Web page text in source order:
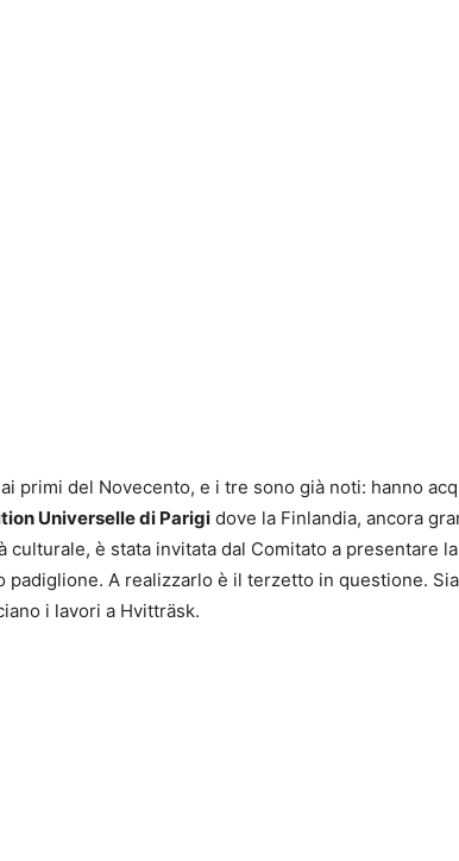
primi del Novecento, e i tre sono già noti: hanno
Universelle di Parigi dove la Finlandia, ancora
culturale, è stata invitata dal Comitato a presentare
padiglione. A realizzarlo è il terzetto in questione.
i lavori a Hvitträsk.